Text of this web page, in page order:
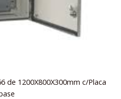
de 1200X800X300mm c/Placa